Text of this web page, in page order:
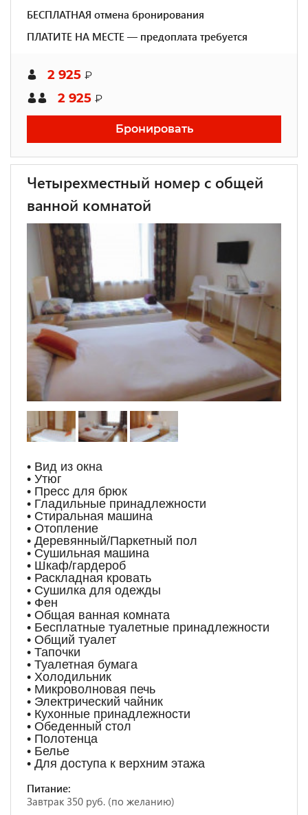
БЕСПЛАТНАЯ отмена бронирования
ПЛАТИТЕ НА МЕСТЕ — предоплата требуется
2 925 ₽
2 925 ₽
Бронировать
Четырехместный номер с общей
ванной комнатой
• Вид из окна
• Утюг
• Пресс для брюк
• Гладильные принадлежности
• Стиральная машина
• Отопление
• Деревянный/Паркетный пол
• Сушильная машина
• Шкаф/гардероб
• Раскладная кровать
• Сушилка для одежды
• Фен
• Общая ванная комната
• Бесплатные туалетные принадлежности
• Общий туалет
• Тапочки
• Туалетная бумага
• Холодильник
• Микроволновая печь
• Электрический чайник
• Кухонные принадлежности
• Обеденный стол
• Полотенца
• Белье
• Для доступа к верхним этажа
Питание:
Завтрак 350 руб. (по желанию)